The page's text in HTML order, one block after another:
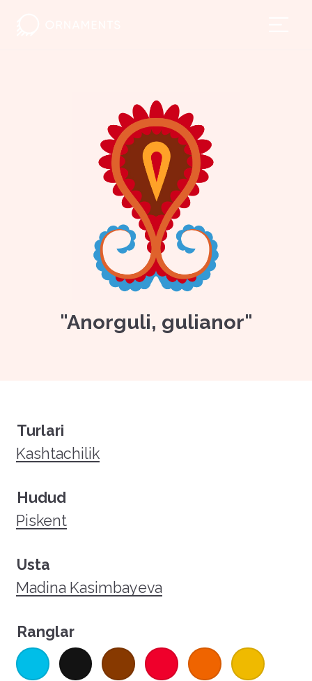
"Anorguli, gulianor"
Turlari
Kashtachilik
Hudud
Piskent
Usta
Madina Kasimbayeva
Ranglar